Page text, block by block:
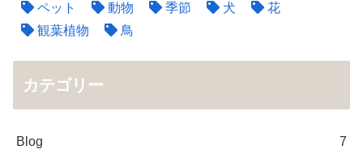
ペット
動物 季節 犬
花
観葉植物
鳥
カテゴリー
Blog 7